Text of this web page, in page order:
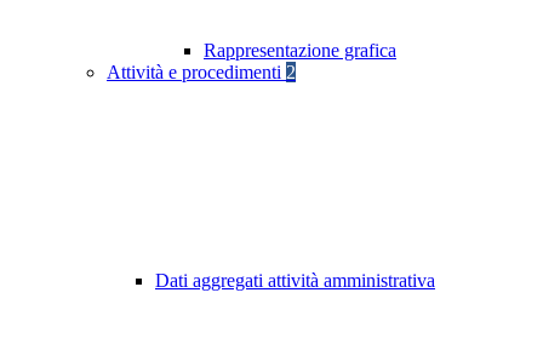
Rappresentazione grafica
Attività e procedimenti 2
Dati aggregati attività amministrativa